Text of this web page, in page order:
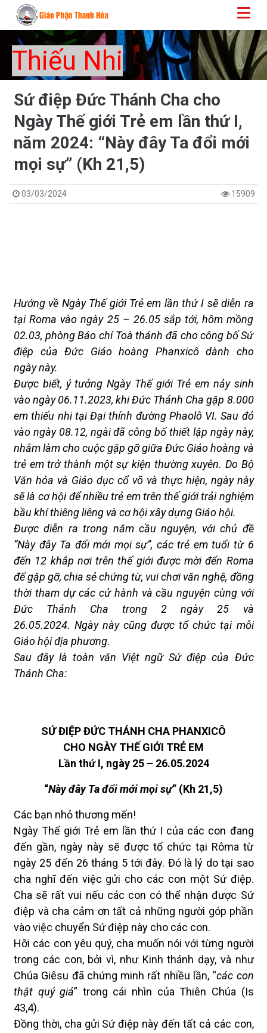
Thiếu Nhi
Sứ điệp Đức Thánh Cha cho
Ngày Thế giới Trẻ em lần thứ I,
năm 2024: “Này đây Ta đổi mới
mọi sự” (Kh 21,5)
03/03/2024 15909
Hướng về Ngày Thế giới Trẻ em lần thứ I sẽ diễn ra
tại Roma vào ngày 25 – 26.05 sắp tới, hôm mồng
02.03, phòng Báo chí Toà thánh đã cho công bố Sứ
điệp của Đức Giáo hoàng Phanxicô dành cho
ngàynày.
Được biết, ý tưởng Ngày Thế giới Trẻ em nảy sinh
vàongày 06.11.2023, khi Đức Thánh Cha gặp 8.000
em thiếu nhi tại Đại thính đường Phaolô VI. Sau đó
vào ngày 08.12, ngài đã công bố thiết lập ngày này,
nhằmlàm cho cuộc gặp gỡ giữa Đức Giáo hoàng và
trẻ emtrở thành một sự kiện thường xuyên. Do Bộ
Văn hóa và Giáo dục cổvõ và thực hiện, ngày này
sẽ là cơ hội để nhiều trẻ em trên thế giới trải nghiệm
bầu khí thiêng liêng và cơ hội xây dựng Giáo hội.
Được diễn ra trong năm cầu nguyện, với chủ đề
“Này đây Ta đổi mới mọi sự”, cáctrẻ em tuổi từ 6
đến 12 khắp nơi trên thế giới được mời đến Roma
đểgặp gỡ, chia sẻ chứng từ, vui chơi văn nghệ, đồng
thời tham dự các cử hành và cầu nguyện cùng với
Đức Thánh Cha
trong 2 ngày 25 và
26.05.2024. Ngày này cũng được tổ chức tại mỗi
Giáo hội địa phương.
Sau đây làtoàn văn Việt ngữSứ điệp của Đức
Thánh Cha:
SỨ ĐIỆP ĐỨC THÁNH CHA PHANXICÔ
CHO NGÀY THẾ GIỚI TRẺ EM
Lần thứ I, ngày 25 – 26.05.2024
“Này đây Ta đổi mới mọi sự” (Kh 21,5)
Các bạn nhỏ thương mến!
Ngày Thế giới Trẻ em lần thứ I của các con đang
đến gần, ngày này sẽ được tổ chức tại Rôma từ
ngày 25 đến 26 tháng 5 tới đây. Đó là lý do tại sao
cha nghĩ đến việc gửi cho các con một Sứ điệp.
Cha sẽ rất vui nếu các con có thể nhận được Sứ
điệp và cha cảm ơn tất cả những người góp phần
vào việc chuyển Sứ điệp này cho các con.
Hỡi các con yêu quý, cha muốn nói với từng người
trong các con, bởi vì, như Kinh thánh dạy, và như
Chúa Giêsu đã chứng minh rất nhiều lần, “các con
thật quý giá” trong cái nhìn của Thiên Chúa (Is
43,4).
Đồng thời, cha gửi Sứ điệp này đến tất cả các con,